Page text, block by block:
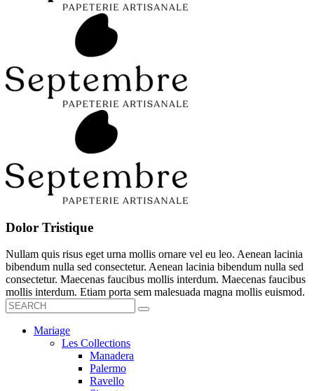
Dolor Tristique
Nullam quis risus eget urna mollis ornare vel eu leo. Aenean lacinia
bibendum nulla sed consectetur. Aenean lacinia bibendum nulla sed
consectetur. Maecenas faucibus mollis interdum. Maecenas faucibus
mollis interdum. Etiam porta sem malesuada magna mollis euismod.
Mariage
Les Collections
Manadera
Palermo
Ravello